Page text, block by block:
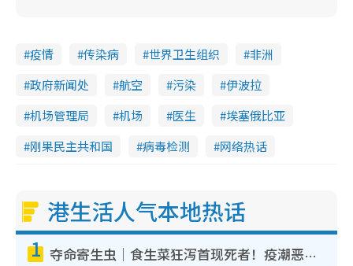
疫情 传染病 世界卫生组织
非洲
政府新闻处
航空 污染
伊波拉
机场管理局
机场 医生
埃塞俄比亚
刚果民主共和国
病毒检测 网络热话
港生活人气本地热话
1 夺命寄生虫｜食生菜狂泻首现死者！疫潮恶化录1.8万宗病例 揭洗菜3大谬误